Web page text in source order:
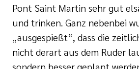
Pont Saint Martin sehr gut
und trinken. Ganz nebenbei
„ausgespießt“, dass die
nicht derart aus dem Ruder